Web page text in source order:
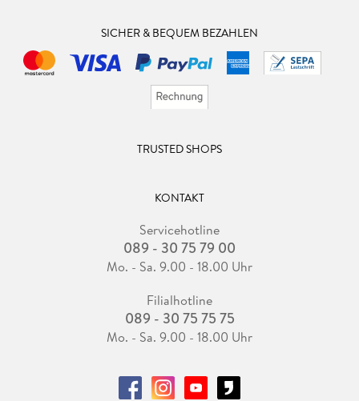
SICHER & BEQUEM BEZAHLEN
TRUSTED SHOPS
KONTAKT
Servicehotline
089 - 30 75 79 00
Mo. - Sa. 9.00 - 18.00 Uhr
Filialhotline
089 - 30 75 75 75
Mo. - Sa. 9.00 - 18.00 Uhr